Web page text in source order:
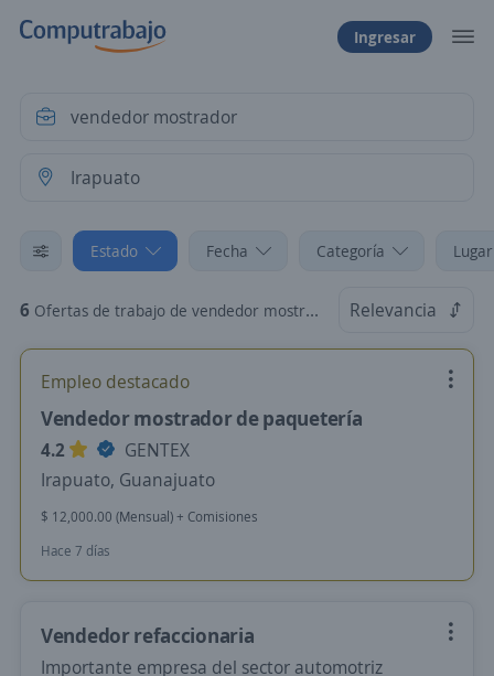
Ingresar
Estado Fecha Categoría
6 Ofertas de trabajo de vendedor mostrador en Irapuato, Guanajuato Relevancia
Empleo destacado
Vendedor mostrador de paquetería
4.2
GENTEX
Irapuato, Guanajuato
$ 12,000.00 (Mensual) + Comisiones
Hace 7 días
Vendedor refaccionaria
Importante empresa del sector automotriz